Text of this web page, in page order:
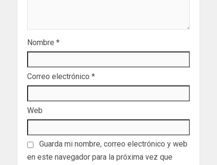
Nombre *
Correo electrónico *
Web
Guarda mi nombre, correo electrónico y web
en este navegador para la próxima vez que